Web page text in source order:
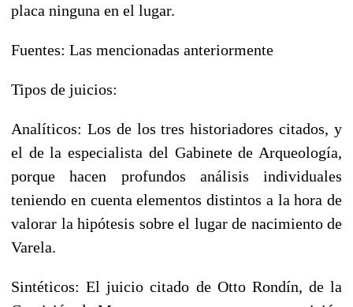
placa ninguna en el lugar.
Fuentes: Las mencionadas anteriormente
Tipos de juicios:
Analíticos: Los de los tres historiadores citados, y
el de la especialista del Gabinete de Arqueología,
porque hacen profundos análisis individuales
teniendo en cuenta elementos distintos a la hora de
valorar la hipótesis sobre el lugar de nacimiento de
Varela.
Sintéticos: El juicio citado de Otto Rondín, de la